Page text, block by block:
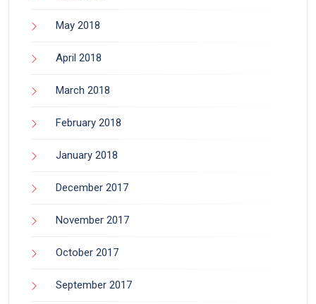
May 2018
April 2018
March 2018
February 2018
January 2018
December 2017
November 2017
October 2017
September 2017